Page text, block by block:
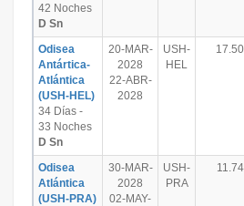
42 Noches
D Sn
Odisea
Antártica-
Atlántica
(USH-HEL)
34 Días -
33 Noches
D Sn
20-MAR-
2028
22-ABR-
2028
USH-
HEL
Odisea
Atlántica
(USH-PRA)
30-MAR-
2028
02-MAY-
USH-
PRA